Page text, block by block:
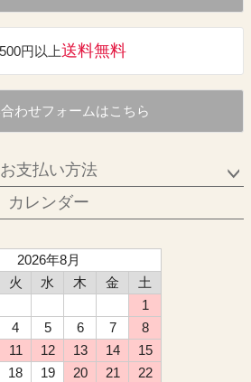
円以上送料無料
わせフォームはこちら
お支払い方法
カレンダー
2026年8月
火 水 木 金
土
1
4 5 6 7
8
11 12 13 14
15
18 19 20 21
22